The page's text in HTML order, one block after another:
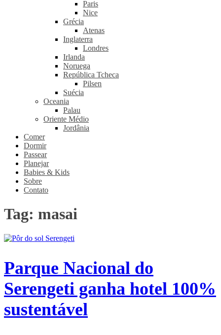
Paris
Nice
Grécia
Atenas
Inglaterra
Londres
Irlanda
Noruega
República Tcheca
Pilsen
Suécia
Oceania
Palau
Oriente Médio
Jordânia
Comer
Dormir
Passear
Planejar
Babies & Kids
Sobre
Contato
Tag: masai
Parque Nacional do
Serengeti ganha hotel 100%
sustentável